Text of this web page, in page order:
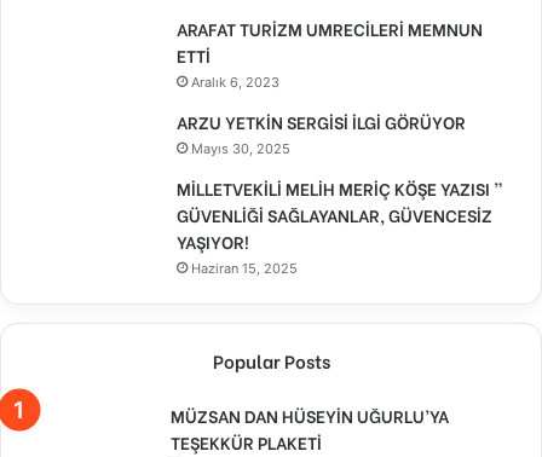
ARAFAT TURİZM UMRECİLERİ MEMNUN
ETTİ
Aralık 6, 2023
ARZU YETKİN SERGİSİ İLGİ GÖRÜYOR
Mayıs 30, 2025
MİLLETVEKİLİ MELİH MERİÇ KÖŞE YAZISI ”
GÜVENLİĞİ SAĞLAYANLAR, GÜVENCESİZ
YAŞIYOR!
Haziran 15, 2025
Popular Posts
MÜZSAN DAN HÜSEYİN UĞURLU’YA
TEŞEKKÜR PLAKETİ